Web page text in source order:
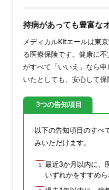
持病があっても豊富な
メディカルKitエールは東
る医療保険です。健康に
がすべて「いいえ」なら
いたとしても、安心して保
3つの告知項目
以下の告知項目のすべ
みいただけます。
最近3か月以内に、
いずれかをすすめ